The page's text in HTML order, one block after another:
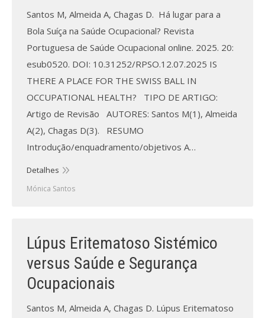
Santos M, Almeida A, Chagas D. Há lugar para a
Bola Suíça na Saúde Ocupacional? Revista
Portuguesa de Saúde Ocupacional online. 2025. 20:
esub0520. DOI: 10.31252/RPSO.12.07.2025 IS
THERE A PLACE FOR THE SWISS BALL IN
OCCUPATIONAL HEALTH? TIPO DE ARTIGO:
Artigo de Revisão AUTORES: Santos M(1), Almeida
A(2), Chagas D(3). RESUMO
Introdução/enquadramento/objetivos A…
Detalhes
Mónica Santos
Lúpus Eritematoso Sistémico
versus Saúde e Segurança
Ocupacionais
Santos M, Almeida A, Chagas D. Lúpus Eritematoso